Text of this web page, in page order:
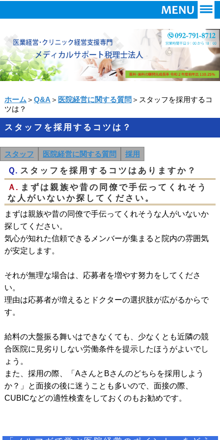
ホーム ＞ Q&A ＞ 医院経営に関する質問 ＞スタッフを採用するコ
ツは？
スタッフを採用するコツは？
スタッフ 医院経営に関する質問 採用
Ｑ. スタッフを採用するコツはありますか？
Ａ. まずは親族や昔の同僚で手伝ってくれそう
な人がいないか探してください。
まずは親族や昔の同僚で手伝ってくれそうな人がいないか
探してください。
気心が知れた信頼できるメンバーが集まると院内の雰囲気
が安定します。
それが無理な場合は、応募者を増やす努力をしてくださ
い。
理由は応募者が増えるとドクターの選択肢が広がるからで
す。
給料の大盤振る舞いはできなくても、少なくとも近隣の競
合医院に見劣りしない労働条件を提示したほうがよいでし
ょう。
また、採用の際、「AさんとBさんのどちらを採用しよう
か？」と面接の後に迷うことも多いので、面接の際、
CUBICなどの適性検査をしておくのもお勧めです。